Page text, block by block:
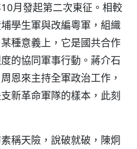
月發起第二次東征。相較
學生軍與改編粵軍，組織
種意義上，它是國共合作
的協同軍事行動。蔣介石
恩來主持全軍政治工作，
新革命軍隊的樣本，此刻
稱天險，說破就破，陳炯